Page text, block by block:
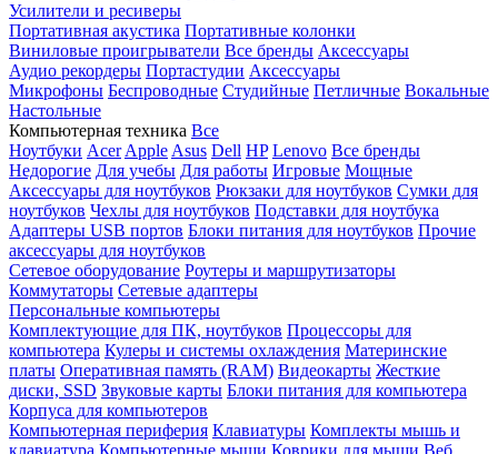
Усилители и ресиверы
Портативная акустика Портативные колонки
Виниловые проигрыватели Все бренды Аксессуары
Аудио рекордеры Портастудии Аксессуары
Микрофоны Беспроводные Студийные Петличные Вокальные
Настольные
Компьютерная техника Все
Ноутбуки Acer Apple Asus Dell HP Lenovo Все бренды
Недорогие Для учебы Для работы Игровые Мощные
Аксессуары для ноутбуков Рюкзаки для ноутбуков Сумки для
ноутбуков Чехлы для ноутбуков Подставки для ноутбука
Адаптеры USB портов Блоки питания для ноутбуков Прочие
аксессуары для ноутбуков
Сетевое оборудование Роутеры и маршрутизаторы
Коммутаторы Сетевые адаптеры
Персональные компьютеры
Комплектующие для ПК, ноутбуков Процессоры для
компьютера Кулеры и системы охлаждения Материнские
платы Оперативная память (RAM) Видеокарты Жесткие
диски, SSD Звуковые карты Блоки питания для компьютера
Корпуса для компьютеров
Компьютерная периферия Клавиатуры Комплекты мышь и
клавиатура Компьютерные мыши Коврики для мыши Веб